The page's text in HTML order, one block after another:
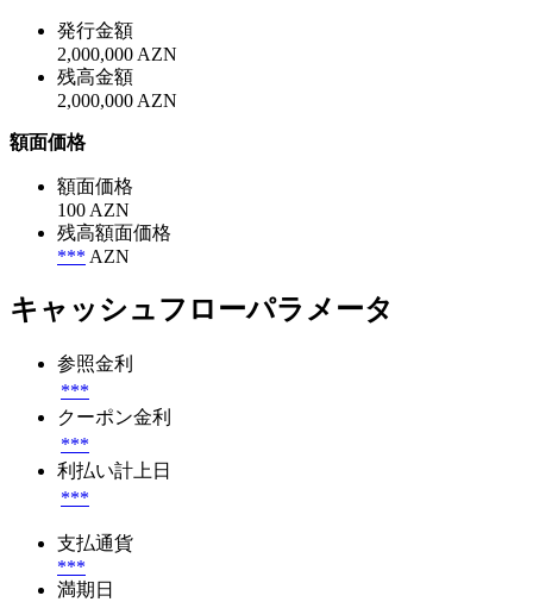
発行金額
2,000,000 AZN
残高金額
2,000,000 AZN
額面価格
額面価格
100 AZN
残高額面価格
*** AZN
キャッシュフローパラメータ
参照金利
***
クーポン金利
***
利払い計上日
***
支払通貨
***
満期日